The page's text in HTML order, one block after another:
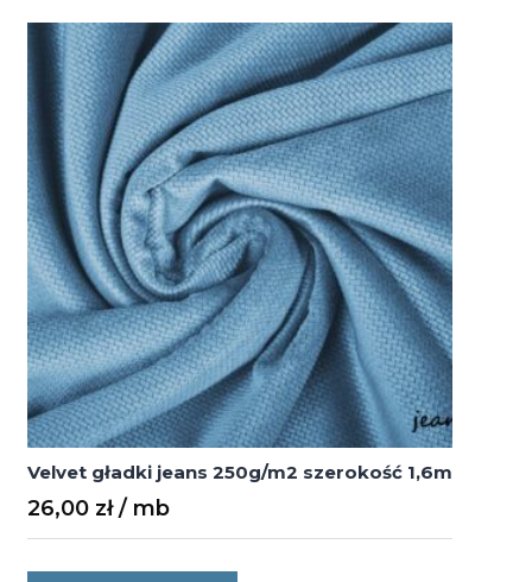
gray
250g/m2
szerokość
1,6m
Velvet gładki jeans 250g/m2 szerokość 1,6m
26,00 zł